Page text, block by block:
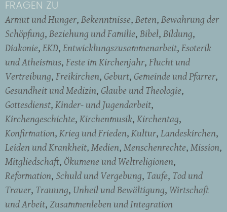
FRAGEN ZU
Armut und Hunger Bekenntnisse Beten Bewahrung der
Schöpfung Beziehung und Familie Bibel Bildung
Diakonie EKD Entwicklungszusammenarbeit Esoterik
und Atheismus Feste im Kirchenjahr Flucht und
Vertreibung Freikirchen Geburt Gemeinde und Pfarrer
Gesundheit und Medizin Glaube und Theologie
Gottesdienst Kinder- und Jugendarbeit
Kirchengeschichte Kirchenmusik Kirchentag
Konfirmation Krieg und Frieden Kultur Landeskirchen
Leiden und Krankheit Medien Menschenrechte Mission
Mitgliedschaft Ökumene und Weltreligionen
Reformation Schuld und Vergebung Taufe Tod und
Trauer Trauung Unheil und Bewältigung Wirtschaft
und Arbeit Zusammenleben und Integration